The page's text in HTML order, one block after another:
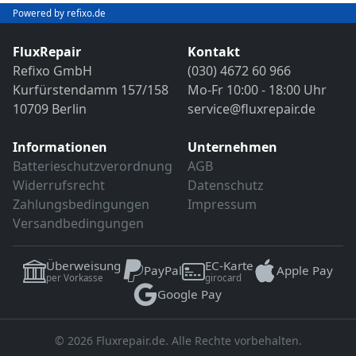
Sollten weitere Defekte festgestellt werden,
erfolgt eine Reparatur ausschließlich nach
vorheriger Rücksprache.
Bild- und Funktionstest
VDE-Sicherheitsprüfung
Sollten weitere Defekte festgestellt werden,
erfolgt eine Reparatur ausschließlich nach
vorheriger Rücksprache.
Powered by refixo.de
FluxRepair
Refixo GmbH
Kurfürstendamm 157/158
10709 Berlin
Kontakt
(030) 4672 60 966
Mo-Fr 10:00 - 18:00 Uhr
service@fluxrepair.de
Informationen
Batterieschutzverordnung
Widerrufsrecht
Zahlungsbedingungen
Versandbedingungen
Unternehmen
AGB
Datenschutz
Impressum
Überweisung
per Vorkasse PayPal EC-Karte
girocard
Apple Pay
Google Pay
© 2026 Fluxrepair.de. Alle Rechte vorbehalten.